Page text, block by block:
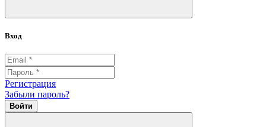
Вход
Регистрация
Забыли пароль?
Войти